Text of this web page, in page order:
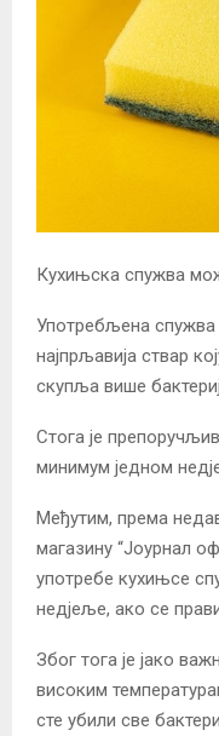
Кухињска спужва
Употребљена спужва
најпрљавија ствар
скупља више
Стога је
минимум једном
Међутим, према
магазину “Јоурнал
употребе кухињсе
недјеље, ако се
Због тога је јако
високим
сте убили све